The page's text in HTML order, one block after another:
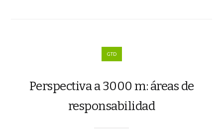
GTD
Perspectiva a 3000 m: áreas de
responsabilidad